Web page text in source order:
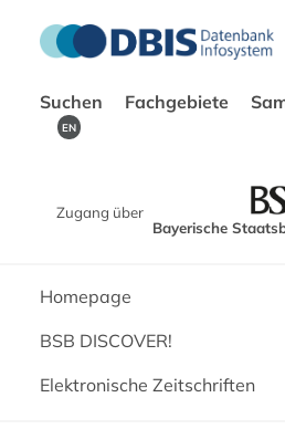
Suchen Fachgebiete
EN
Zugang über
Bayerische
Homepage
BSB DISCOVER!
Elektronische Zeitschriften